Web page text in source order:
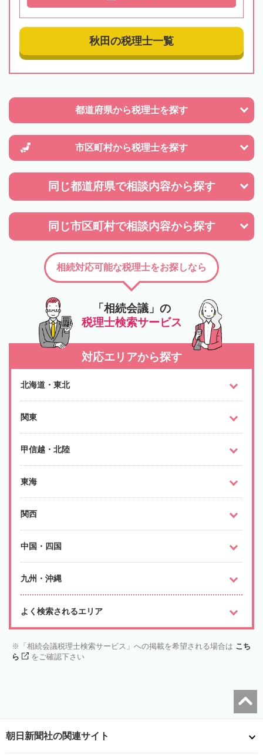
秋田の税理士一覧
都道府県から税理士を探す
市区町村から税理士を探す
同じ都道府県で相談内容から探す
同じ市区町村で相談内容から探す
「相続会議」の
税理士検索サービス
相続対応可能な税理士をお探しなら
対応エリアから探す
北海道・東北
関東
甲信越・北陸
東海
関西
中国・四国
九州・沖縄
よく検索されるエリア
「相続会議税理士検索サービス」への掲載を希望される場合は こち
ら
をご確認下さい
朝日新聞社の関連サイト